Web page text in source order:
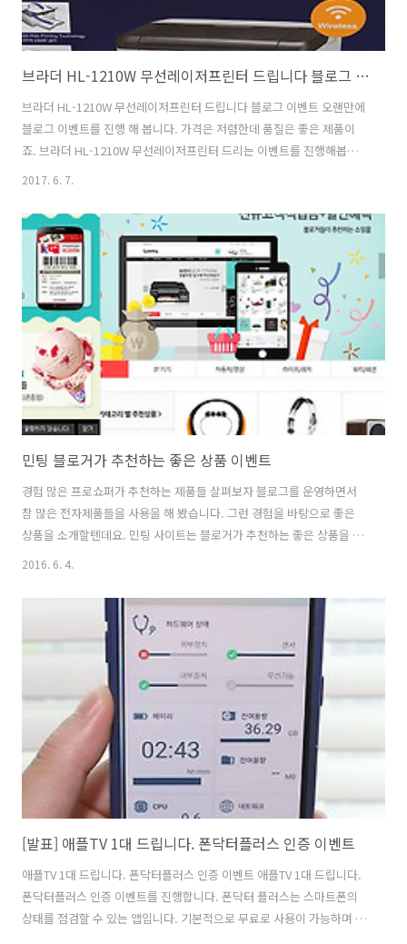
브라더 HL-1210W 무선레이저프린터 드립니다 블로그 이벤트
브라더 HL-1210W 무선레이저프린터 드립니다 블로그 이벤트 오랜만에
블로그 이벤트를 진행 해 봅니다. 가격은 저렴한데 품질은 좋은 제품이
죠. 브라더 HL-1210W 무선레이저프린터 드리는 이벤트를 진행해봅니
다. 크기는 무척 작은편이지만 그래도 흑백레이저 프린터 입니다. 브라더
니다. 정품 토너가 박스에 기본으로 1개가 내장이 되어있고 별도로 또 하
나의 토너를 드립니다. 브라더 복합기는 제가 MFC-T800W를 사용중 인
데요. 꽤 오래전부터 사용했는데 아직도 안망가지고 잘 씁니다. 브라더는
신뢰도의 상징이죠. 브라더 HL-1210W 무선레이저프린터 이벤트 프린
터 기기들은 원래 상당히 저렴합니다. 가격의 대부분은 토너가격이라고
하죠...
2017. 6. 7.
민팅 블로거가 추천하는 좋은 상품 이벤트
경험 많은 프로쇼퍼가 추천하는 제품들 살펴보자 블로그를 운영하면서
참 많은 전자제품들을 사용을 해 봤습니다. 그런 경험을 바탕으로 좋은
상품을 소개할텐데요. 민팅 사이트는 블로거가 추천하는 좋은 상품을 판
매하는 좀 독특한 형태의 쇼핑몰 입니다. 일반적인 쇼핑몰과는 다르게 실
사용하고 괜찮은 제품들을 소개를 하면서 등록을 했습니다. 민팅팅 사이
트에서 이것을 구매할 수 있구요. 이벤트 소식도 있습니다. 2016년 6월 6
일 ~ 6월 30일까지 구매하는 사용자를 대상으로 매일 선착순 2명에게
KFC 모바일 상품권 1만원권을 그리고 추첨을 통해서 베스킨라빈스 싱글
레귤러를 드립니다. 민팅 블로거가 추천하는 좋은 상품 이벤트 씨디맨이
라는 제 닉네..
2016. 6. 4.
[발표] 애플TV 1대 드립니다. 폰닥터플러스 인증 이벤트
애플TV 1대 드립니다. 폰닥터플러스 인증 이벤트 애플TV 1대 드립니다.
폰닥터플러스 인증 이벤트를 진행합니다. 폰닥터 플러스는 스마트폰의
상태를 점검할 수 있는 앱입니다. 기본적으로 무료로 사용이 가능하며 일
부 테스트를 더 하는 부분에서만 유료앱 입니다. 마음껏 설치해보시고 이